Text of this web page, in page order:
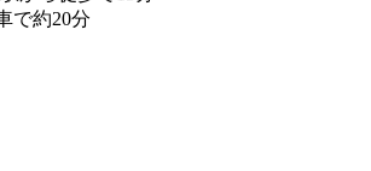
で約20分